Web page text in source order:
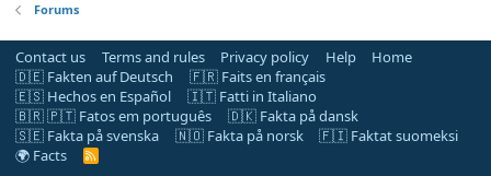
Forums
Contact us Terms and rules Privacy policy Help
Home
🇩🇪 Fakten auf Deutsch
🇫🇷 Faits en français
🇪🇸 Hechos en Español
🇮🇹 Fatti in Italiano
🇧🇷 🇵🇹 Fatos em português
🇩🇰 Fakta på dansk
🇸🇪 Fakta på svenska
🇳🇴 Fakta på norsk
🇫🇮 Faktat suomeksi
🌍 Facts
R